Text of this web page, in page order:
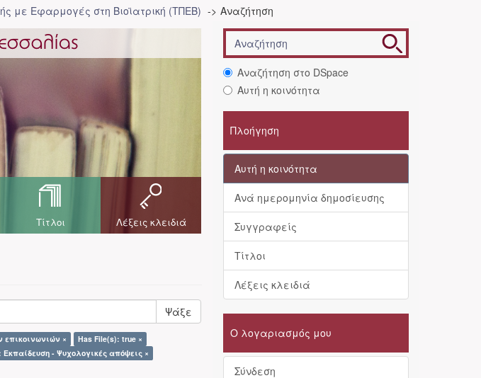
με Εφαρμογές στη Βιοϊατρική (ΤΠΕΒ) Αναζήτηση
Τίτλοι Λέξεις κλειδιά
Ψάξε
επικοινωνιών ×
Has File(s): true ×
Εκπαίδευση - Ψυχολογικές απόψεις ×
Αναζήτηση στο DSpace
Αυτή η κοινότητα
Πλοήγηση
Αυτή η κοινότητα
Ανά ημερομηνία δημοσίευσης
Συγγραφείς
Τίτλοι
Λέξεις κλειδιά
Ο λογαριασμός μου
Σύνδεση